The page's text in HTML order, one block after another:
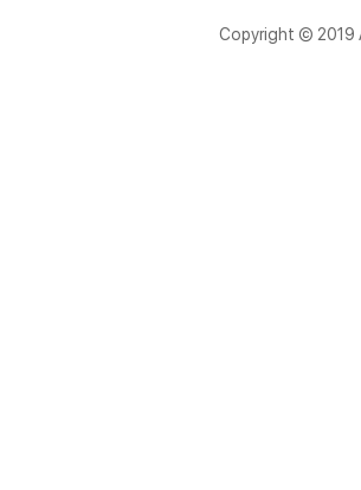
Copyright © 2019